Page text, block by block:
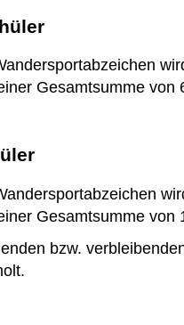
Gesamtsumme
Gesamtsumme von
bzw.